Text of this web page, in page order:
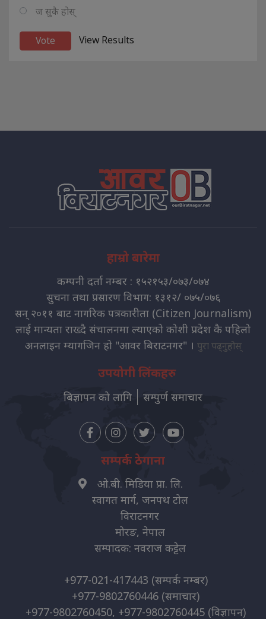
ज सुकै होस्
View Results
हाम्रो बारेमा
कम्पनी दर्ता नम्बर : १५२१५३/०७३/०७४
सुचना तथा प्रसारण विभाग: १३१२/ ०७५/०७६
सन् २०११ बाट नागरिक पत्रकारीता (Citizen Journalism)
लाई मान्यता राख्दै संचालनमा ल्याएको कोशी प्रदेश कै पहिलो
अनलाइन म्यागजिन हो "आवर बिराटनगर" । पुरा पढ्नुहोस्
उपयोगी लिंकहरु
बिज्ञापन को लागि सम्पुर्ण समाचार
सम्पर्क ठेगाना
ओ.बी. मिडिया प्रा. लि.
स्वागत मार्ग, जनपथ टोल
विराटनगर
मोरङ, नेपाल
सम्पादक: नवराज कट्टेल
+977-021-417443 (सम्पर्क नम्बर)
+977-9802760446 (समाचार)
+977-9802760450, +977-9802760445 (विज्ञापन)